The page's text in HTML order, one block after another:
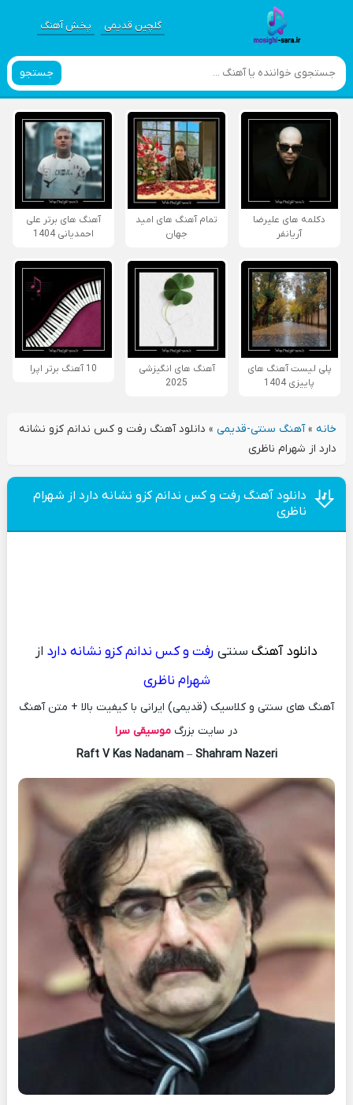
گلچین قدیمی پخش آهنگ
جستجو
دکلمه های علیرضا
آریانفر
تمام آهنگ های امید
جهان
آهنگ های برتر علی
احمدیانی 1404
پلی لیست آهنگ های
پاییزی 1404
آهنگ های انگیزشی
2025
10 آهنگ برتر اپرا
خانه»آهنگ سنتی-قدیمی» دانلود آهنگ رفت و کس ندانم کزو نشانه
دارد از شهرام ناظری
دانلود آهنگ رفت و کس ندانم کزو نشانه دارد از شهرام
ناظری
دانلود آهنگ سنتی رفت و کس ندانم کزو نشانه دارد از
شهرام ناظری
آهنگ های سنتی و کلاسیک (قدیمی) ایرانی با کیفیت بالا + متن آهنگ
در سایت بزرگ موسیقی سرا
Raft V Kas Nadanam– Shahram Nazeri